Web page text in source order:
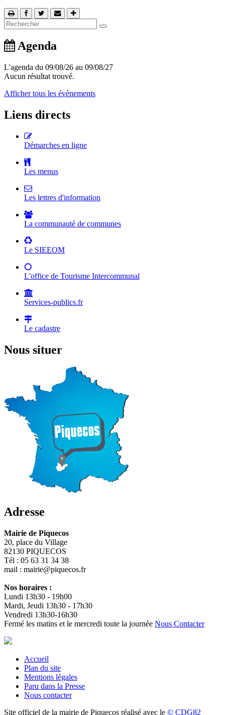
Agenda
L'agenda du 09/08/26 au 09/08/27
Aucun résultat trouvé.
Afficher tous les évènements
Liens directs
Démarches en ligne
Les menus
Les lettres d'information
La communauté de communes
Le SIEEOM
L'office de Tourisme Intercommunal
Services-publics.fr
Le cadastre
Nous situer
Adresse
Mairie de Piquecos
20, place du Village
82130 PIQUECOS
Tél : 05 63 31 34 38
mail : mairie@piquecos.fr
Nos horaires :
Lundi 13h30 - 19h00
Mardi, Jeudi 13h30 - 17h30
Vendredi 13h30-16h30
Fermé les matins et le mercredi toute la journée Nous Contacter
Accueil
Plan du site
Mentions légales
Paru dans la Presse
Nous contacter
Site officiel de la mairie de Piquecos réalisé avec le © CDG82